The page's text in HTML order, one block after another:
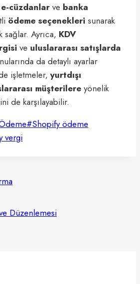
e-cüzdanlar ve banka
ödeme seçenekleri sunarak
sağlar. Ayrıca, KDV
ve uluslararası satışlarda
da detaylı ayarlar
işletmeler, yurtdışı
müşterilere yönelik
de karşılayabilir.
#Shopify ödeme
vergi
Düzenlemesi